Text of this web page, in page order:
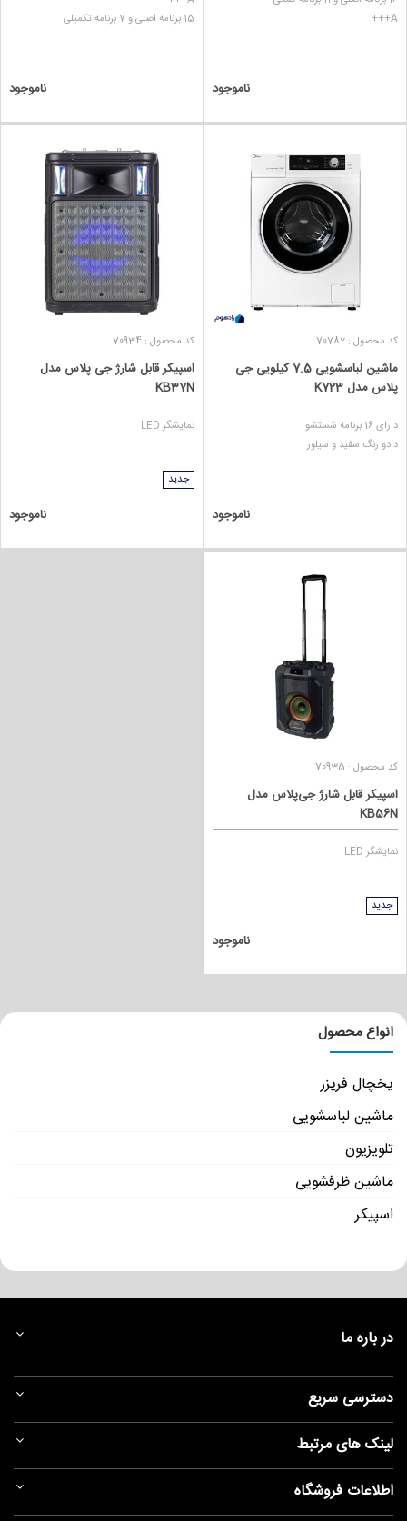
A+++
ناموجود
15 برنامه اصلی و 7 برنامه تکمیلی
ناموجود
کد محصول : 70782
ماشین لباسشویی 7.5 کیلویی جی
پلاس مدل K723
دارای 16 برنامه شستشو
د دو رنگ سفید و سیلور
ناموجود
کد محصول : 70934
اسپیکر قابل شارژ جی‌ پلاس مدل
KB37N
نمایشگر LED
جدید
ناموجود
کد محصول : 70935
اسپیکر قابل شارژ جی‌‌‌‌پلاس مدل
KB56N
نمایشگر LED
جدید
ناموجود
انواع محصول
یخچال فریزر
ماشین لباسشویی
تلویزیون
ماشین ظرفشویی
اسپیکر
در باره ما
دسترسی سریع
لینک های مرتبط
اطلاعات فروشگاه